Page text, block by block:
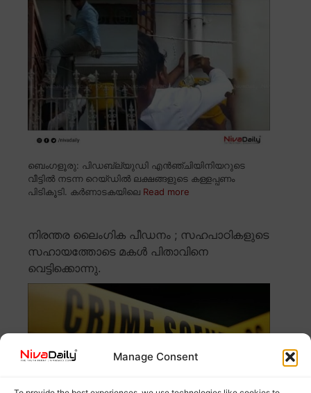
Manage Consent
ബെംഗളൂരു: പിഡബ്ല്യുഡി എൻഞ്ചിയിനിയറുടെ
വീട്ടിൽ നടന്ന റെയ്ഡിൽ ലക്ഷങ്ങളുടെ കള്ളപ്പണം
പിടികൂടി. കർണാടകയിലെ Read more
നിരന്തര ലൈംഗിക പീഡനം ; സഹപാഠികളുടെ
സഹായത്തോടെ മകൾ പിതാവിനെ
വെട്ടിക്കൊന്നു.